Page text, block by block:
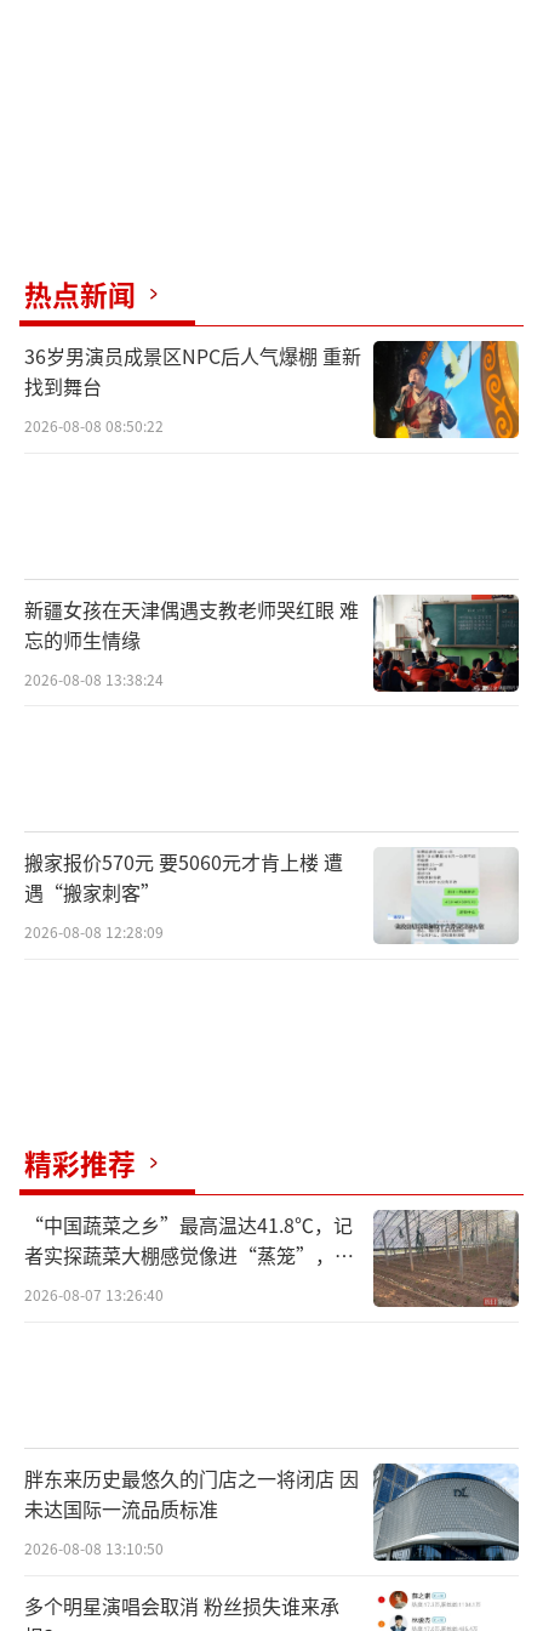
辆，同比下滑17.3%。速腾4月零售9806辆，环
比大幅下降7085辆。今年3月推出的全新速腾S
起售价降至7.98万元，较老款降幅达5万元。
热点新闻
36岁男演员成景区NPC后人气爆棚 重新
找到舞台
2026-08-08 08:50:22
新疆女孩在天津偶遇支教老师哭红眼 难
忘的师生情缘
2026-08-08 13:38:24
搬家报价570元 要5060元才肯上楼 遭
遇“搬家刺客”
2026-08-08 12:28:09
精彩推荐
“中国蔬菜之乡”最高温达41.8℃，记
者实探蔬菜大棚感觉像进“蒸笼”，有
村民称只能凌晨两点起来干活
2026-08-07 13:26:40
胖东来历史最悠久的门店之一将闭店 因
未达国际一流品质标准
2026-08-08 13:10:50
多个明星演唱会取消 粉丝损失谁来承